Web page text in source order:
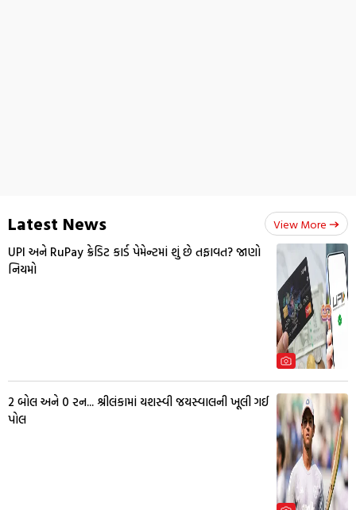
Latest News View More
UPI અને RuPay ક્રેડિટ કાર્ડ પેમેન્ટમાં શું છે તફાવત? જાણો
નિયમો
2 બોલ અને 0 રન... શ્રીલંકામાં યશસ્વી જયસ્વાલની ખૂલી ગઈ
પોલ